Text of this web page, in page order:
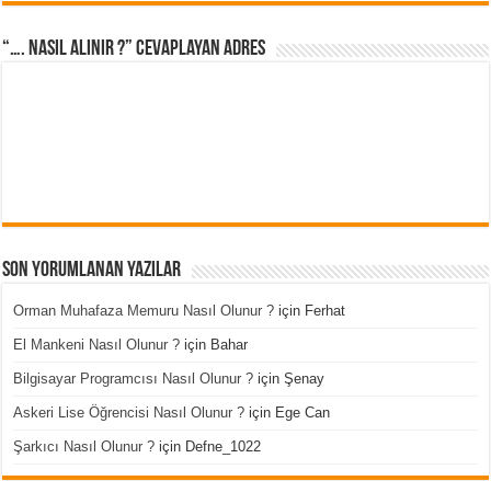
“…. Nasıl Alınır ?” cevaplayan adres
Son Yorumlanan Yazılar
Orman Muhafaza Memuru Nasıl Olunur ? için Ferhat
El Mankeni Nasıl Olunur ? için Bahar
Bilgisayar Programcısı Nasıl Olunur ? içinŞenay
Askeri Lise Öğrencisi Nasıl Olunur ? için Ege Can
Şarkıcı Nasıl Olunur ? için Defne_1022